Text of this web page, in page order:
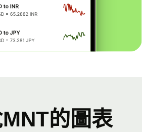
的圖表